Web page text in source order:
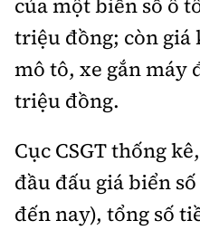
Tổng biên tập:Nguyễn Thị
Phó Tổng biên tập:
Nguyễn Đức Thắng, La
Hotline:
Quảng cáo
Email:
Cấm sao chép dưới mọi
chấp thuận bằng văn bản.
triệu đồng; còn giá
mô tô, xe gắn máy
triệu đồng.
Cục CSGT thống
đầu đấu giá biển
đến nay), tổng số